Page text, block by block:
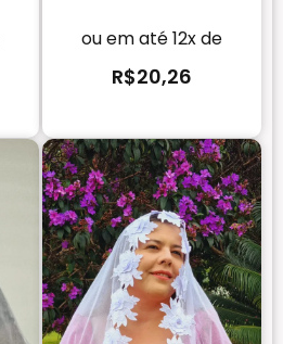
ou em até 12x de
R$20,26